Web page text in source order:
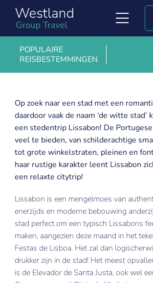
inhoud
Soorten reizen
Uniglobe ervaringsverhalen & blogs
Contact
English
POPULAIRE
REISBESTEMMINGEN
Boedapest
Kopenhagen
Krakau
Londen
Madrid
Marrakech
Milaan
New York
Nice
Op zoek naar een stad met een
daardoor vaak de naam ‘de witte stad’
een stedentrip Lissabon! De
veel te bieden, van schilderachtige
tot grote winkelstraten, pleinen en
haar rustige karakter leent Lissabon
een relaxte citytrip!
Lissabon is een mengelmoes van
enerzijds en moderne bebouwing
stad perfect om een typisch Lissabons
maken, aangezien deze maand in het
Festas de Lisboa. Het zal dan
drukker zijn in de stad! Het meest
is de Elevador de Santa Justa, ook wel